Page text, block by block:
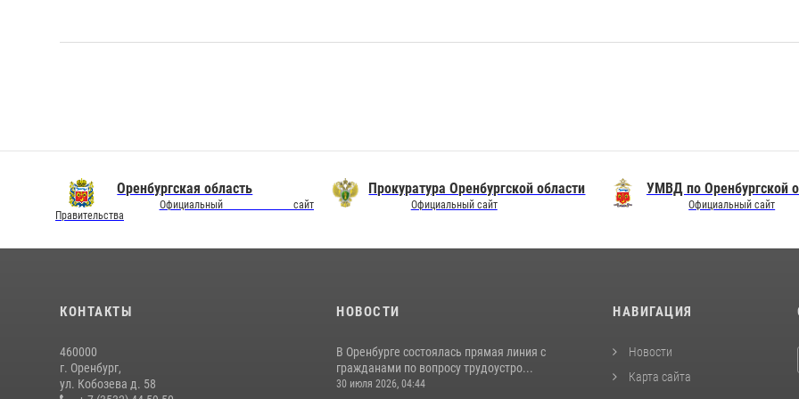
Оренбургская область
Официальный сайт
Правительства
Прокуратура Оренбургской области
Официальный сайт
УМВД по Оренбургской
Официальный сайт
КОНТАКТЫ
460000
г. Оренбург,
ул. Кобозева д. 58
НОВОСТИ
В Оренбурге состоялась прямая линия с
гражданами по вопросу трудоустро...
30 июля 2026, 04:44
НАВИГАЦИЯ
Новости
Карта сайта